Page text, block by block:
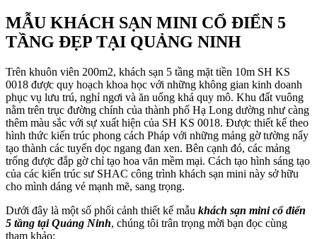
MẪU KHÁCH SẠN MINI CỔ ĐIỂN 5
TẦNG ĐẸP TẠI QUẢNG NINH
Trên khuôn viên 200m2, khách sạn 5 tầng mặt tiền 10m SH KS
0018 được quy hoạch khoa học với những không gian kinh doanh
phục vụ lưu trú, nghỉ ngơi và ăn uống khá quy mô. Khu đất vuông
nằm trên trục đường chính của thành phố Hạ Long dường như càng
thêm màu sắc với sự xuất hiện của SH KS 0018. Được thiết kế theo
hình thức kiến trúc phong cách Pháp với những mảng gờ tường nẩy
tạo thành các tuyến dọc ngang đan xen. Bên cạnh đó, các mảng
trống được đắp gờ chỉ tạo hoa văn mềm mại. Cách tạo hình sáng tạo
của các kiến trúc sư SHAC công trình khách sạn mini này sở hữu
cho mình dáng vẻ mạnh mẽ, sang trọng.
Dưới đây là một số phối cảnh thiết kế mẫu khách sạn mini cổ điển
5 tầng tại Quảng Ninh, chúng tôi trân trọng mời bạn đọc cùng
tham khảo: